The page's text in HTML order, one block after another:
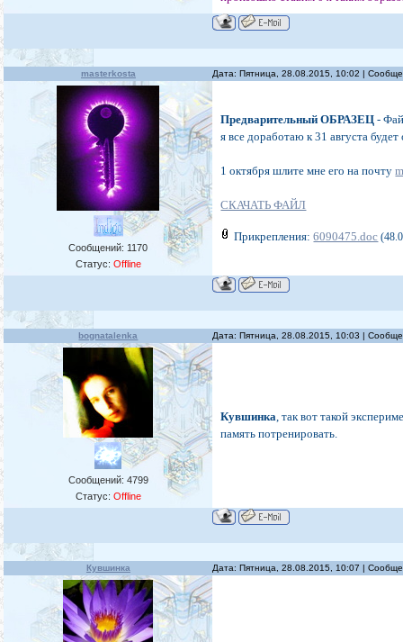
masterkosta Дата: Пятница, 28.08.2015, 10:02 |
Сообщений: 1170
Статус: Offline
Предварительный ОБРАЗЕЦ -
я все доработаю к 31 августа
1 октября шлите мне его на почту
СКАЧАТЬ ФАЙЛ
Прикрепления:6090475.doc
bognatalenka Дата: Пятница, 28.08.2015, 10:03 |
Сообщений: 4799
Статус: Offline
Кувшинка, так вот такой
память потренировать.
Кувшинка Дата: Пятница, 28.08.2015, 10:07 |